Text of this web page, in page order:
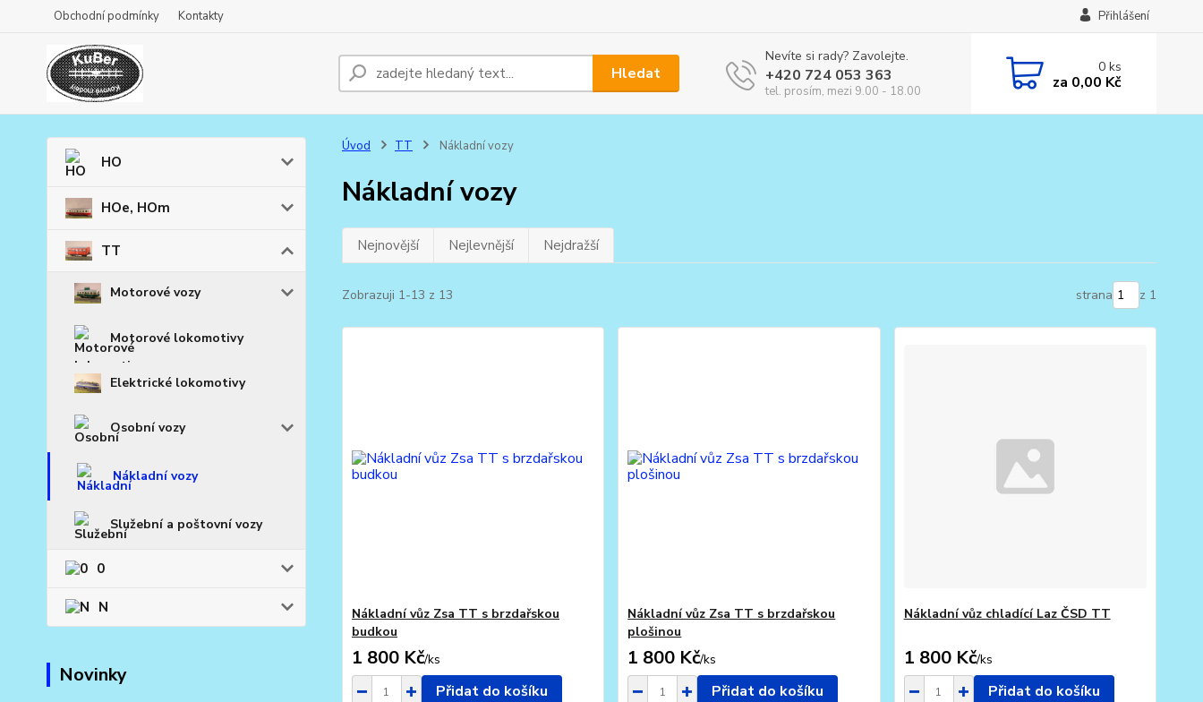
Obchodní podmínky Kontakty Přihlášení
Hledat
Nevíte si rady? Zavolejte.
+420 724 053 363
tel. prosím, mezi 9.00 - 18.00
0ks
za 0,00 Kč
HO
HOe, HOm
TT
Motorové vozy
Motorové lokomotivy
Elektrické lokomotivy
Osobní vozy
Nákladní vozy
Služební a poštovní vozy
0
N
Novinky
Úvod TT Nákladní vozy
Nákladní vozy
Nejnovější Nejlevnější Nejdražší
Zobrazuji 1-13 z 13 strana z 1
Nákladní vůz Zsa TT s brzdařskou
budkou
1 800 Kč/ks
Přidat do košíku
Nákladní vůz Zsa TT s brzdařskou
plošinou
1 800 Kč/ks
Přidat do košíku
Nákladní vůz chladící Laz ČSD TT
1 800 Kč/ks
Přidat do košíku